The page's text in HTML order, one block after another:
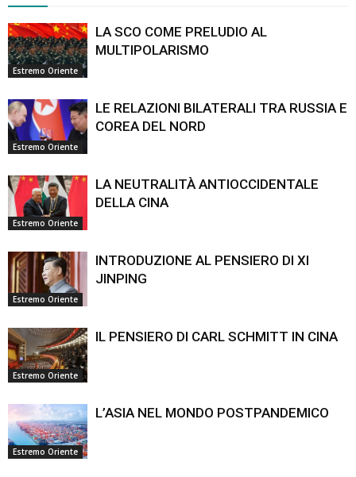
Estremo Oriente
LA SCO COME PRELUDIO AL
MULTIPOLARISMO
Estremo Oriente
LE RELAZIONI BILATERALI TRA RUSSIA E
COREA DEL NORD
Estremo Oriente
LA NEUTRALITÀ ANTIOCCIDENTALE
DELLA CINA
Estremo Oriente
INTRODUZIONE AL PENSIERO DI XI
JINPING
Estremo Oriente
IL PENSIERO DI CARL SCHMITT IN CINA
Estremo Oriente
L’ASIA NEL MONDO POSTPANDEMICO